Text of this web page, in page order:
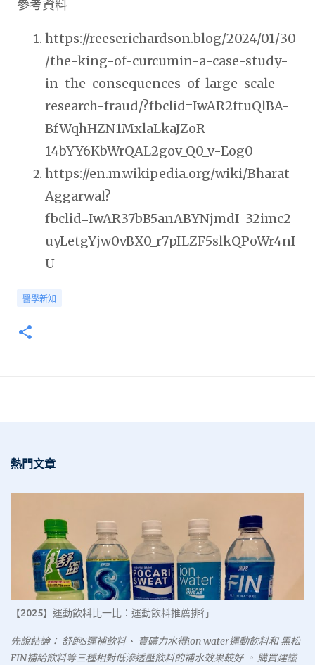
參考資料
https://reeserichardson.blog/2024/01/30
/the-king-of-curcumin-a-case-study-
in-the-consequences-of-large-scale-
research-fraud/?fbclid=IwAR2ftuQlBA-
BfWqhHZN1MxlaLkaJZoR-
14bYY6KbWrQAL2gov_Q0_v-Eog0
https://en.m.wikipedia.org/wiki/Bharat_
Aggarwal?
fbclid=IwAR37bB5anABYNjmdI_32imc2
uyLetgYjw0vBX0_r7pILZF5slkQPoWr4nI
U
醫學新知
熱門文章
【2025】運動飲料比一比：運動飲料推薦排行
先說結論： 舒跑S運補飲料、 寶礦力水得ion water運動飲料和 黑松
FIN補給飲料等三種相對低滲透壓飲料的補水效果較好 。 購買建議